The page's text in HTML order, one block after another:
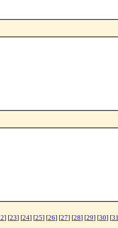
] [23] [24] [25] [26] [27] [28] [29] [30] [31